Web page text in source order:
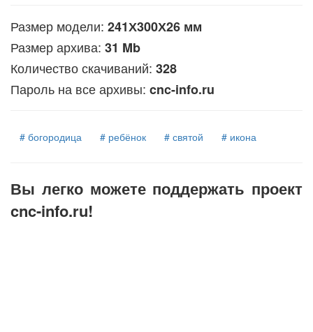
Представленная цифровая 3D-модель
разработана для производства рельефных
изображений на станках с ЧПУ. Файл в формате
STL оптимизирован под задачи, которые решает
высокоточная фрезеровка по дереву или другим
материалам, позволяя передать тончайшие
Размер модели: 241Х300Х26 мм
Размер архива: 31 Mb
Количество скачиваний: 328
Пароль на все архивы: cnc-info.ru
# богородица # ребёнок # святой # икона
Вы легко можете поддержать проект
cnc-info.ru!